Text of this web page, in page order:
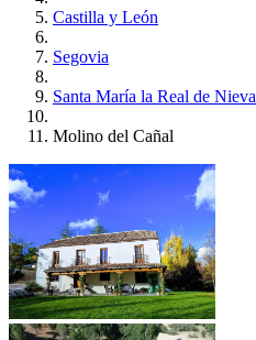
Castilla y León
Segovia
Santa María la Real de Nieva
Molino del Cañal